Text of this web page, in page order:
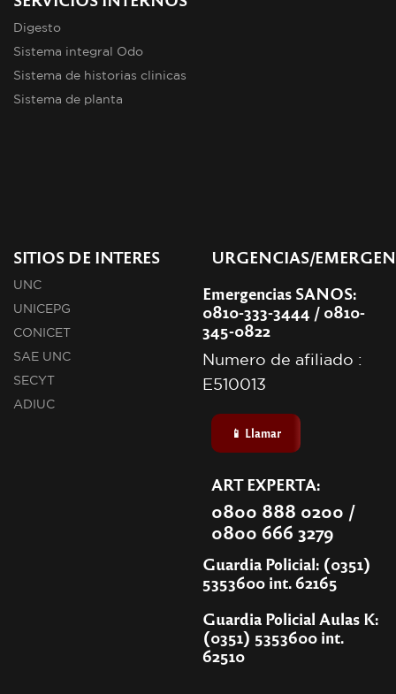
Digesto
Sistema integral Odo
Sistema de historias clinicas
Sistema de planta
SITIOS DE INTERES
UNC
UNICEPG
CONICET
SAE UNC
SECYT
ADIUC
URGENCIAS/
Emergencias SANOS:
0810-333-3444 / 0810-
345-0822
Numero de afiliado :
E510013
📱 Llamar
ART EXPERTA:
0800 888 0200 /
0800 666 3279
Guardia Policial: (0351)
5353600 int. 62165
Guardia Policial Aulas K:
(0351) 5353600 int.
62510